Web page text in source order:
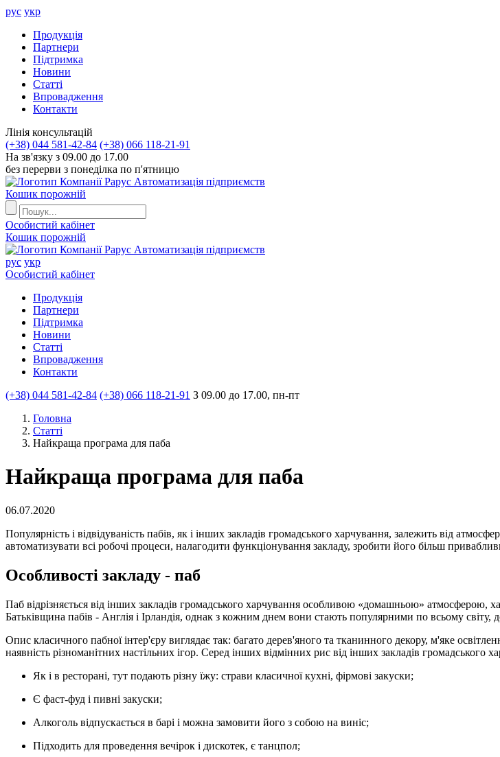
рус укр
Продукцiя
Партнери
Пiдтримка
Новини
Статті
Впровадження
Контакти
Лiнiя консультацiй
(+38) 044 581-42-84 (+38) 066 118-21-91
На зв'язку з 09.00 до 17.00
без перерви з понеділка по п'ятницю
Автоматизація підприємств
Кошик порожній
Особистий кабінет
Кошик порожній
Автоматизація підприємств
рус укр
Особистий кабінет
Продукцiя
Партнери
Пiдтримка
Новини
Статті
Впровадження
Контакти
(+38) 044 581-42-84 (+38) 066 118-21-91 З 09.00 до 17.00, пн-пт
Головна
Статтi
Найкраща програма для паба
Найкраща програма для паба
06.07.2020
Популярність і відвідуваність пабів, як і інших закладів громадського харчування, залежить від
автоматизувати всі робочі процеси, налагодити функціонування закладу, зробити його більш
Особливості закладу - паб
Паб відрізняється від інших закладів громадського харчування особливою «домашньою»
Батьківщина пабів - Англія і Ірландія, однак з кожним днем вони стають популярними по всьому світу,
Опис класичного пабної інтер'єру виглядає так: багато дерев'яного та тканинного декору, м'яке
наявність різноманітних настільних ігор. Серед інших відмінних рис від інших закладів громадського
Як і в ресторані, тут подають різну їжу: страви класичної кухні, фірмові закуски;
Є фаст-фуд і пивні закуски;
Алкоголь відпускається в барі і можна замовити його з собою на виніс;
Підходить для проведення вечірок і дискотек, є танцпол;